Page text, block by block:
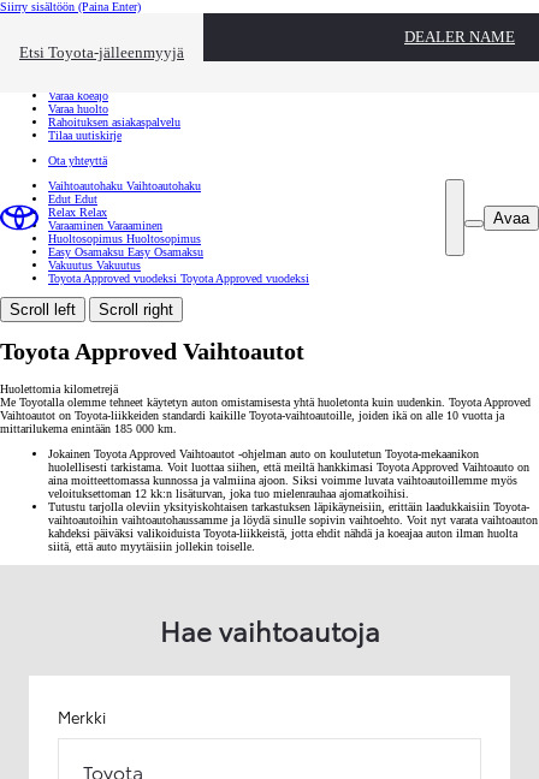
Siirry sisältöön (Paina Enter)
Etsi Toyota-jälleenmyyjä
DEALER NAME
Toyota palvelee Sulje
Varaa koeajo
Varaa huolto
Rahoituksen asiakaspalvelu
Tilaa uutiskirje
Ota yhteyttä
Avaa
Vaihtoautohaku Vaihtoautohaku
Edut Edut
Relax Relax
Varaaminen Varaaminen
Huoltosopimus Huoltosopimus
Easy Osamaksu Easy Osamaksu
Vakuutus Vakuutus
Toyota Approved vuodeksi Toyota Approved vuodeksi
Scroll left Scroll right
Toyota Approved Vaihtoautot
Huolettomia kilometrejä
Me Toyotalla olemme tehneet käytetyn auton omistamisesta yhtä huoletonta kuin uudenkin. Toyota Approved
Vaihtoautot on Toyota-liikkeiden standardi kaikille Toyota-vaihtoautoille, joiden ikä on alle 10 vuotta ja
mittarilukema enintään 185 000 km.
Jokainen Toyota Approved Vaihtoautot -ohjelman auto on koulutetun Toyota-mekaanikon
huolellisesti tarkistama. Voit luottaa siihen, että meiltä hankkimasi Toyota Approved Vaihtoauto on
aina moitteettomassa kunnossa ja valmiina ajoon. Siksi voimme luvata vaihtoautoillemme myös
veloituksettoman 12 kk:n lisäturvan, joka tuo mielenrauhaa ajomatkoihisi.
Tutustu tarjolla oleviin yksityiskohtaisen tarkastuksen läpikäyneisiin, erittäin laadukkaisiin Toyota-
vaihtoautoihin vaihtoautohaussamme ja löydä sinulle sopivin vaihtoehto. Voit nyt varata vaihtoauton
kahdeksi päiväksi valikoiduista Toyota-liikkeistä, jotta ehdit nähdä ja koeajaa auton ilman huolta
siitä, että auto myytäisiin jollekin toiselle.
Hae vaihtoautoja
Merkki
Toyota